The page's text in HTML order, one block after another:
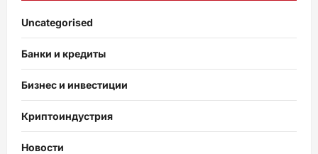
Uncategorised
Банки и кредиты
Бизнес и инвестиции
Криптоиндустрия
Новости